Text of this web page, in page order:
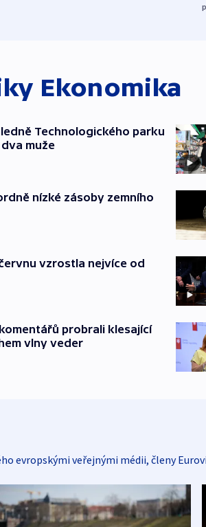
Ekonomika
Technologického parku
muže
nízké zásoby zemního
vzrostla nejvíce od
probrali klesající
vlny veder
evropskými veřejnými médii, členy